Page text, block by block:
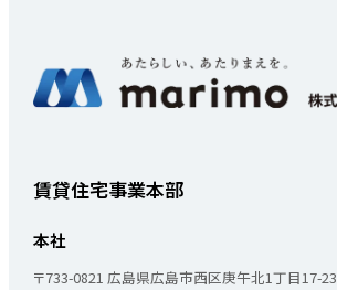
賃貸住宅事業本部
本社
〒733-0821 広島県広島市西区庚午北1丁目17-23